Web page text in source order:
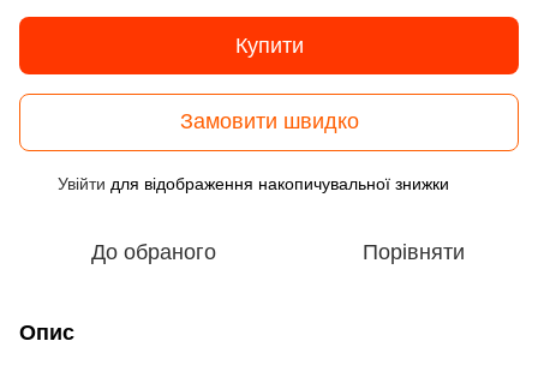
Купити
Замовити швидко
Увійти для відображення накопичувальної знижки
До обраного Порівняти
Опис